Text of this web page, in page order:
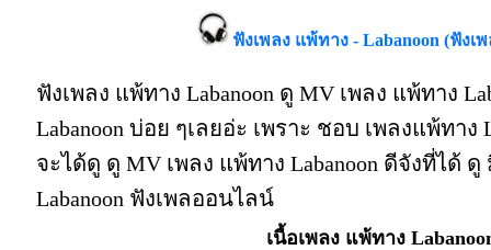
ฟังเพลง แพ้ทาง - Labanoon (ฟังเ
ฟังเพลง แพ้ทาง Labanoon ดู MV เพลง แพ้ทาง
Labanoon บ่อย ๆเลยอ่ะ เพราะ ชอบ เพลงแพ้ทาง
จะได้ดู ดู MV เพลง แพ้ทาง Labanoon ดีจังที่ได้
Labanoon ฟังเพลออนไลน์
เนื้อเพลง แพ้ทาง